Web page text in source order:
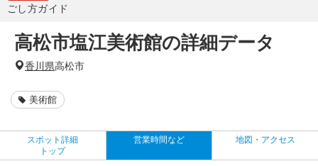
ごし方ガイド
高松市塩江美術館の詳細データ
香川県高松市
美術館
スポット詳細
トップ
営業時間など 地図・アクセス